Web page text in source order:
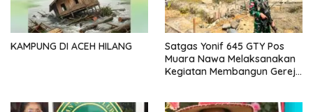
KAMPUNG DI ACEH HILANG
Satgas Yonif 645 GTY Pos
Muara Nawa Melaksanakan
Kegiatan Membangun Gereja